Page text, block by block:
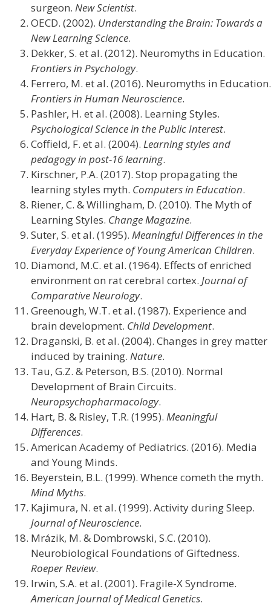
surgeon. New Scientist.
OECD. (2002). Understanding the Brain: Towards a
New Learning Science.
Dekker, S. et al. (2012). Neuromyths in Education.
Frontiers in Psychology.
Ferrero, M. et al. (2016). Neuromyths in Education.
Frontiers in Human Neuroscience.
Pashler, H. et al. (2008). Learning Styles.
Psychological Science in the Public Interest.
Coffield, F. et al. (2004). Learning styles and
pedagogy in post-16 learning.
Kirschner, P.A. (2017). Stop propagating the
learning styles myth. Computers in Education.
Riener, C. & Willingham, D. (2010). The Myth of
Learning Styles. Change Magazine.
Suter, S. et al. (1995). Meaningful Differences in the
Everyday Experience of Young American Children.
Diamond, M.C. et al. (1964). Effects of enriched
environment on rat cerebral cortex. Journal of
Comparative Neurology.
Greenough, W.T. et al. (1987). Experience and
brain development. Child Development.
Draganski, B. et al. (2004). Changes in grey matter
induced by training. Nature.
Tau, G.Z. & Peterson, B.S. (2010). Normal
Development of Brain Circuits.
Neuropsychopharmacology.
Hart, B. & Risley, T.R. (1995). Meaningful
Differences.
American Academy of Pediatrics. (2016). Media
and Young Minds.
Beyerstein, B.L. (1999). Whence cometh the myth.
Mind Myths.
Kajimura, N. et al. (1999). Activity during Sleep.
Journal of Neuroscience.
Mrázik, M. & Dombrowski, S.C. (2010).
Neurobiological Foundations of Giftedness.
Roeper Review.
Irwin, S.A. et al. (2001). Fragile-X Syndrome.
American Journal of Medical Genetics.